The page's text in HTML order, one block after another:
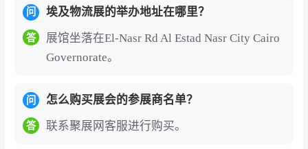
问 埃及物流展的举办地址在哪里？
答
展馆坐落在El-Nasr Rd Al Estad Nasr City Cairo
Governorate。
问 怎么购买展会的参展商名单？
答 联系聚展网客服进行购买。